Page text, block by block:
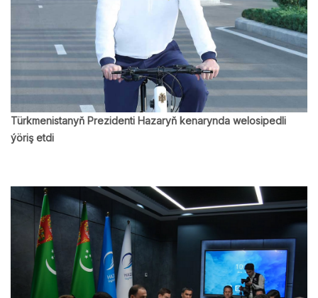
Türkmenistanyň Prezidenti Hazaryň kenarynda welosipedli
ýöriş etdi